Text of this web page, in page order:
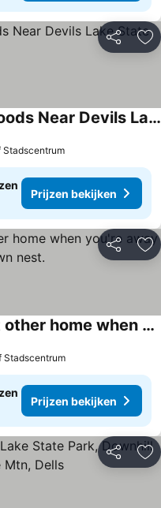
Delen
Beautiful Home In The Woods Near Devils Lake State Park
Stadscentrum
Prijzen bekijken
Delen
The Rookery: the Perfect other home when you're away from your own nest.
Stadscentrum
Prijzen bekijken
Delen